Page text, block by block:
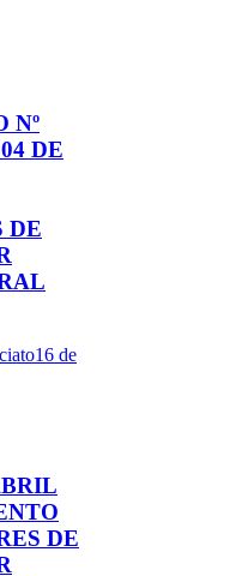
Nº
DE
DE
16 de
DE